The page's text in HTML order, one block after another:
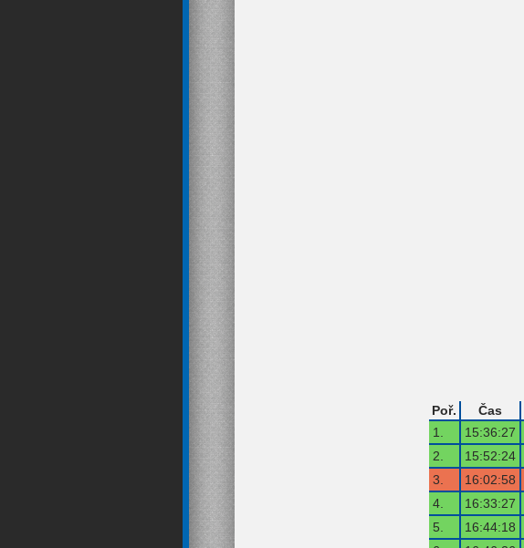
Poř. Čas
1.
15:36:27
2.
15:52:24
3.
16:02:58
4.
16:33:27
5.
16:44:18